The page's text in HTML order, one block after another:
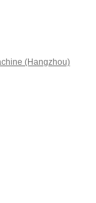
(Hangzhou)